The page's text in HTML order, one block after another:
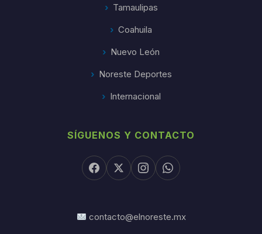
Tamaulipas
Coahuila
Nuevo León
Noreste Deportes
Internacional
SÍGUENOS Y CONTACTO
contacto@elnoreste.mx